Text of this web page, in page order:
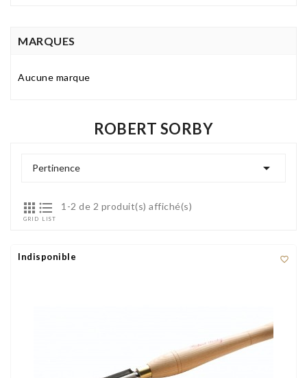
MARQUES
Aucune marque
ROBERT SORBY
Pertinence 

GRID

LIST
1-2 de 2 produit(s) affiché(s)

Indisponible